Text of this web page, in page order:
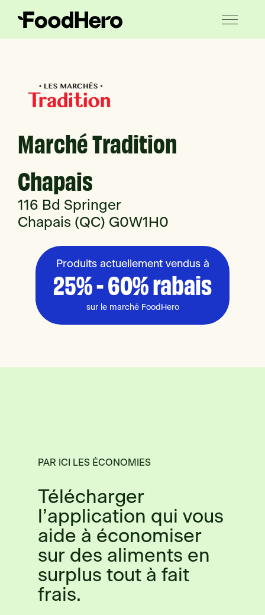
Marché Tradition
Chapais
116 Bd Springer
Chapais (QC) G0W1H0
Produits actuellement vendus à
25% - 60% rabais
sur le marché FoodHero
PAR ICI LES ÉCONOMIES
Télécharger
l’application qui vous
aide à économiser
sur des aliments en
surplus tout à fait
frais.